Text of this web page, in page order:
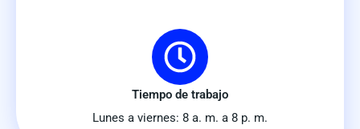
Tiempo de trabajo
Lunes a viernes: 8 a. m. a 8 p. m.